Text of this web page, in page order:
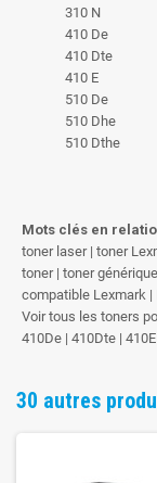
310 N
410 De
410 Dte
410 E
510 De
510 Dhe
510 Dthe
Mots clés en
toner laser | toner
toner | toner
compatible Lexmark
Voir tous les toners
410De | 410Dte |
30 autres